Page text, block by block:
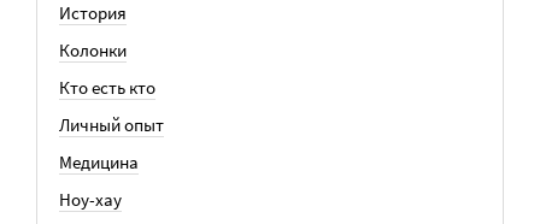
История
Колонки
Кто есть кто
Личный опыт
Медицина
Ноу-хау